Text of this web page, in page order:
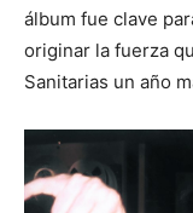
álbum fue clave
originar la fuerza
Sanitarias un año